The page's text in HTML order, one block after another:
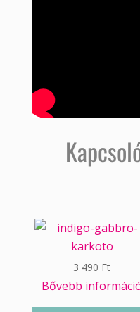
3 490 Ft
Bővebb